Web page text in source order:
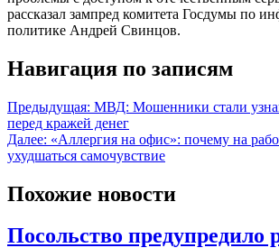
рассказал зампред комитета Госдумы по
политике Андрей Свинцов.
Навигация по записям
Предыдущая: МВД: Мошенники стали
перед кражей денег
Далее: «Аллергия на офис»: почему на
ухудшаться самочувствие
Похожие новости
Посольство